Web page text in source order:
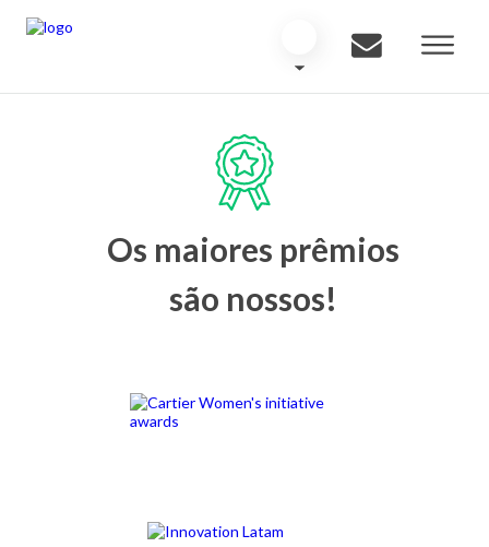
Os maiores prêmios
são nossos!